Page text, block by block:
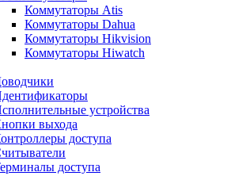
Коммутаторы Atis
Коммутаторы Dahua
Коммутаторы Hikvision
Коммутаторы Hiwatch
устройства
выхода
доступа
доступа